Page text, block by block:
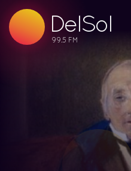
DelSol
99.5 FM
99.5 FM
99.5 FM